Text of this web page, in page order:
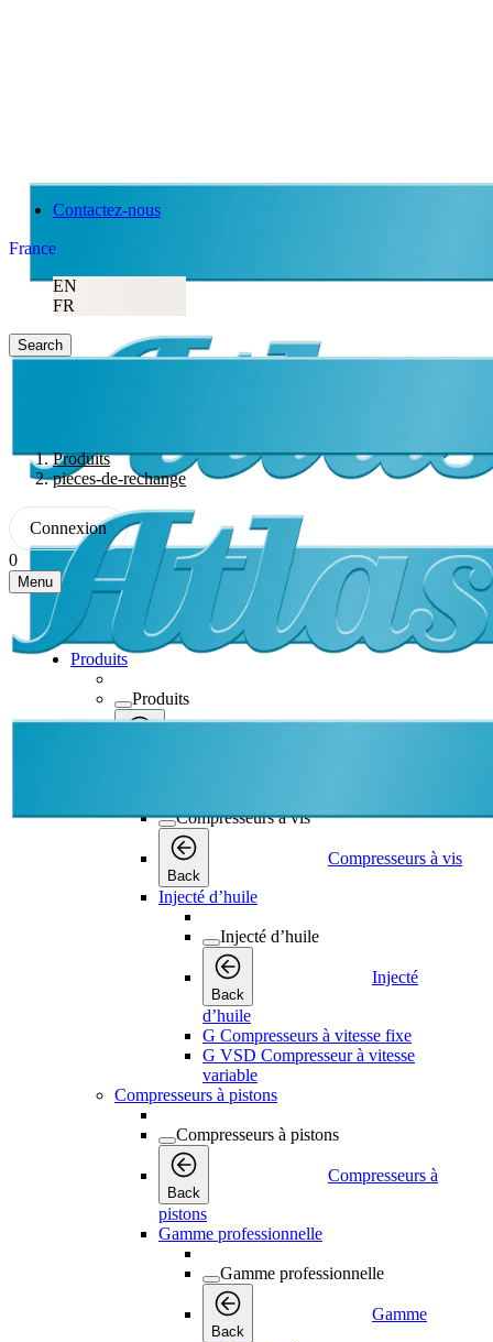
Contactez-nous
France
EN
FR
Search
Produits
pieces-de-rechange
Connexion
0
Menu
Produits
Produits
Compresseurs à vis
Back
Compresseurs à vis
Injecté d’huile
Injecté d’huile
Back
Injecté
d’huile
G Compresseurs à vitesse fixe
G VSD Compresseur à vitesse
variable
Compresseurs à pistons
Compresseurs à pistons
Back
Compresseurs à
pistons
Gamme professionnelle
Gamme professionnelle
Back
Gamme